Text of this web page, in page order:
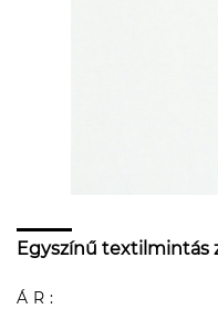
Egyszínű textilmintás
ÁR: